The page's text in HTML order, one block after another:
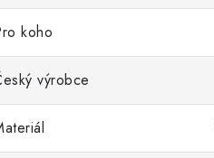
koho
výrobce